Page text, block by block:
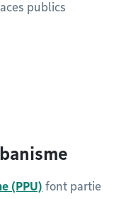
publics
(PPU) font partie